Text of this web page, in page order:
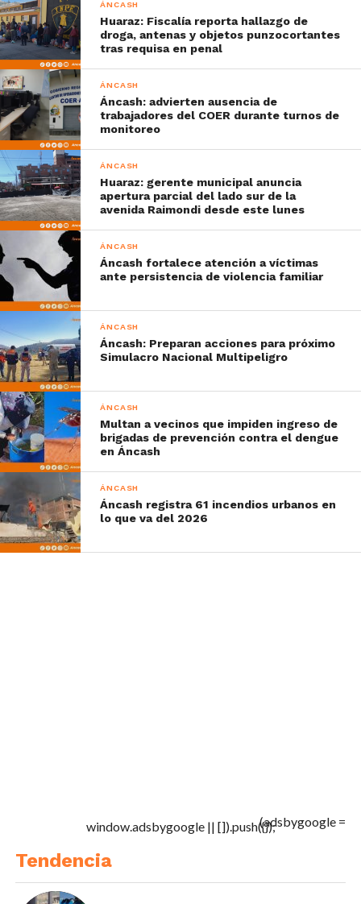
ÁNCASH
Huaraz: Fiscalía reporta hallazgo de
droga, antenas y objetos punzocortantes
tras requisa en penal
ÁNCASH
Áncash: advierten ausencia de
trabajadores del COER durante turnos de
monitoreo
ÁNCASH
Huaraz: gerente municipal anuncia
apertura parcial del lado sur de la
avenida Raimondi desde este lunes
ÁNCASH
Áncash fortalece atención a víctimas
ante persistencia de violencia familiar
ÁNCASH
Áncash: Preparan acciones para próximo
Simulacro Nacional Multipeligro
ÁNCASH
Multan a vecinos que impiden ingreso de
brigadas de prevención contra el dengue
en Áncash
ÁNCASH
Áncash registra 61 incendios urbanos en
lo que va del 2026
(adsbygoogle =
window.adsbygoogle || []).push({});
Tendencia